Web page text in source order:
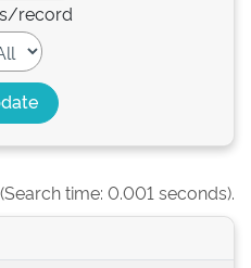
record
time: 0.001 seconds).